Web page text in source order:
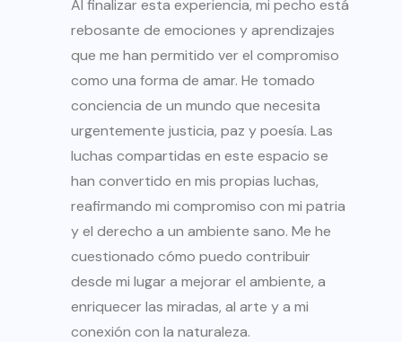
Al finalizar esta experiencia, mi pecho está
rebosante de emociones y aprendizajes
que me han permitido ver el compromiso
como una forma de amar. He tomado
conciencia de un mundo que necesita
urgentemente justicia, paz y poesía. Las
luchas compartidas en este espacio se
han convertido en mis propias luchas,
reafirmando mi compromiso con mi patria
y el derecho a un ambiente sano. Me he
cuestionado cómo puedo contribuir
desde mi lugar a mejorar el ambiente, a
enriquecer las miradas, al arte y a mi
conexión con la naturaleza.